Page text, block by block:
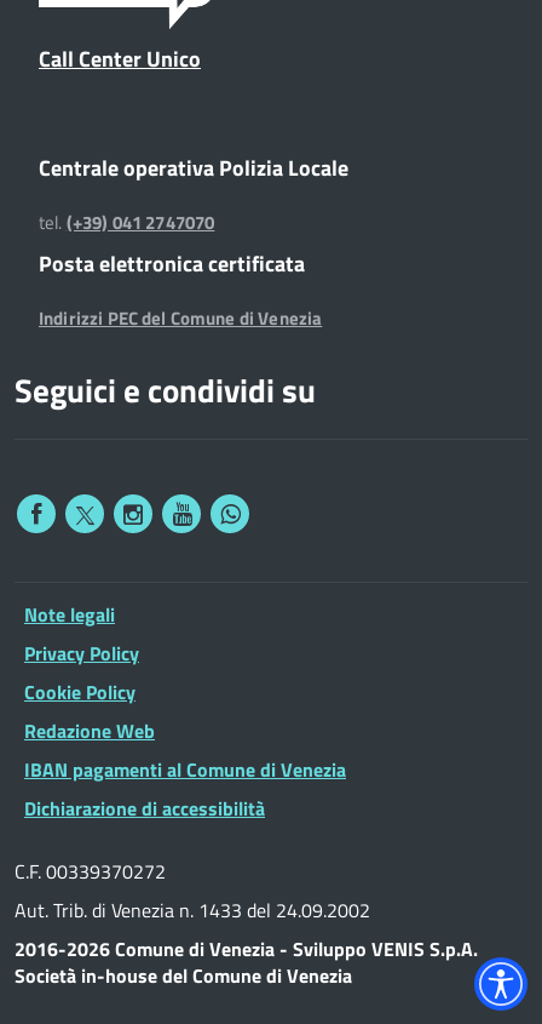
Call Center Unico
Centrale operativa Polizia Locale
tel.(+39) 041 2747070
Posta elettronica certificata
Indirizzi PEC del Comune di Venezia
Seguici e condividi su
Note legali
Privacy Policy
Cookie Policy
Redazione Web
IBAN pagamenti al Comune di Venezia
Dichiarazione di accessibilità
C.F. 00339370272
Aut. Trib. di Venezia n. 1433 del 24.09.2002
2016-2026 Comune di Venezia - Sviluppo VENIS S.p.A.
Società in-house del Comune di Venezia